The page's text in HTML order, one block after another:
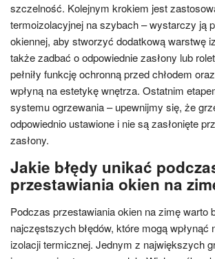
szczelność. Kolejnym krokiem jest
termoizolacyjnej na szybach – wystarczy ją
okiennej, aby stworzyć dodatkową warstwę
także zadbać o odpowiednie zasłony lub
pełniły funkcję ochronną przed chłodem
wpłyną na estetykę wnętrza. Ostatnim
systemu ogrzewania – upewnijmy się, że
odpowiednio ustawione i nie są zasłonięte
zasłony.
Jakie błędy unikać
przestawiania okien na
Podczas przestawiania okien na zimę warto
najczęstszych błędów, które mogą wpłynąć
izolacji termicznej. Jednym z największych